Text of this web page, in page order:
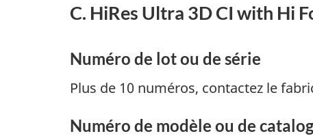
C. HiRes Ultra 3D CI with Hi
Numéro de lot ou de série
Plus de 10 numéros, contactez le
Numéro de modèle ou de